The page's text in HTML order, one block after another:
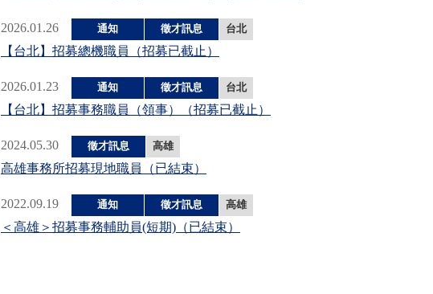
2026.01.26 通知 徵才訊息 台北
【台北】招募總機職員（招募已截止）
2026.01.23 通知 徵才訊息 台北
【台北】招募事務職員（領事）（招募已截止）
2024.05.30 徵才訊息 高雄
高雄事務所招募現地職員（已結束）
2022.09.19 通知 徵才訊息 高雄
＜高雄＞招募事務輔助員(短期)（已結束）